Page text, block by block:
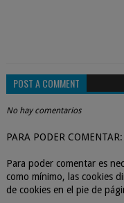
POST A COMMENT
No hay comentarios
PARA PODER COMENTAR:
Para poder comentar es
como mínimo, las cookies
de cookies en el pie de